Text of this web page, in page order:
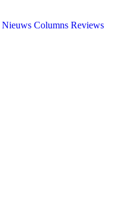
Nieuws Columns Reviews